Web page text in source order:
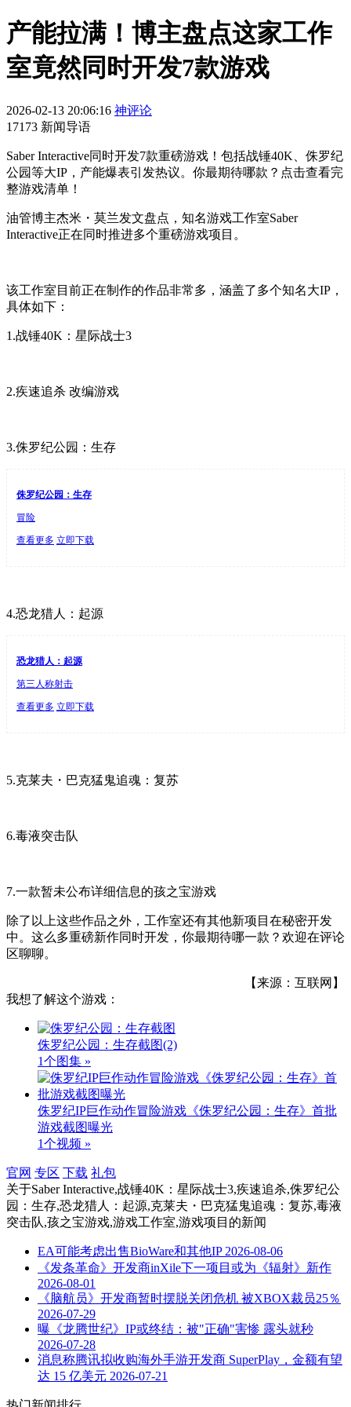
产能拉满！博主盘点这家工作
室竟然同时开发7款游戏
2026-02-13 20:06:16 神评论
17173 新闻导语
Saber Interactive同时开发7款重磅游戏！包括战锤40K、侏罗纪
公园等大IP，产能爆表引发热议。你最期待哪款？点击查看完
整游戏清单！
油管博主杰米・莫兰发文盘点，知名游戏工作室Saber
Interactive正在同时推进多个重磅游戏项目。
该工作室目前正在制作的作品非常多，涵盖了多个知名大IP，
具体如下：
1.战锤40K：星际战士3
2.疾速追杀 改编游戏
3.侏罗纪公园：生存
侏罗纪公园：生存
冒险
查看更多 立即下载
4.恐龙猎人：起源
恐龙猎人：起源
第三人称射击
查看更多 立即下载
5.克莱夫・巴克猛鬼追魂：复苏
6.毒液突击队
7.一款暂未公布详细信息的孩之宝游戏
除了以上这些作品之外，工作室还有其他新项目在秘密开发
中。这么多重磅新作同时开发，你最期待哪一款？欢迎在评论
区聊聊。
【来源：互联网】
我想了解这个游戏：
侏罗纪公园：生存截图(2)
1个图集 »
侏罗纪IP巨作动作冒险游戏《侏罗纪公园：生存》首批
游戏截图曝光
1个视频 »
官网 专区 下载 礼包
关于Saber Interactive,战锤40K：星际战士3,疾速追杀,侏罗纪公
园：生存,恐龙猎人：起源,克莱夫・巴克猛鬼追魂：复苏,毒液
突击队,孩之宝游戏,游戏工作室,游戏项目 的新闻
EA可能考虑出售BioWare和其他IP 2026-08-06
《发条革命》开发商inXile下一项目或为《辐射》新作
2026-08-01
《脑航员》开发商暂时摆脱关闭危机 被XBOX裁员25％
2026-07-29
曝《龙腾世纪》IP或终结：被"正确"害惨 露头就秒
2026-07-28
消息称腾讯拟收购海外手游开发商 SuperPlay，金额有望
达 15 亿美元 2026-07-21